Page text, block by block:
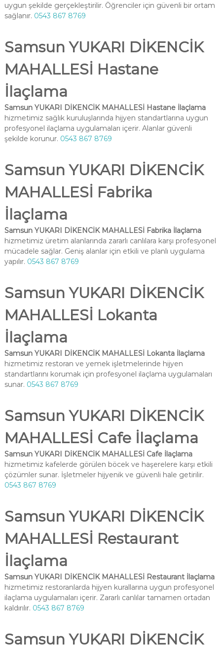
uygun şekilde gerçekleştirilir. Öğrenciler için güvenli bir ortam
sağlanır. 0543 867 8769
Samsun YUKARI DİKENCİK
MAHALLESİ Hastane
İlaçlama
Samsun YUKARI DİKENCİK MAHALLESİ Hastane İlaçlama
hizmetimiz sağlık kuruluşlarında hijyen standartlarına uygun
profesyonel ilaçlama uygulamaları içerir. Alanlar güvenli
şekilde korunur. 0543 867 8769
Samsun YUKARI DİKENCİK
MAHALLESİ Fabrika
İlaçlama
Samsun YUKARI DİKENCİK MAHALLESİ Fabrika İlaçlama
hizmetimiz üretim alanlarında zararlı canlılara karşı profesyonel
mücadele sağlar. Geniş alanlar için etkili ve planlı uygulama
yapılır. 0543 867 8769
Samsun YUKARI DİKENCİK
MAHALLESİ Lokanta
İlaçlama
Samsun YUKARI DİKENCİK MAHALLESİ Lokanta İlaçlama
hizmetimiz restoran ve yemek işletmelerinde hijyen
standartlarını korumak için profesyonel ilaçlama uygulamaları
sunar. 0543 867 8769
Samsun YUKARI DİKENCİK
MAHALLESİ Cafe İlaçlama
Samsun YUKARI DİKENCİK MAHALLESİ Cafe İlaçlama
hizmetimiz kafelerde görülen böcek ve haşerelere karşı etkili
çözümler sunar. İşletmeler hijyenik ve güvenli hale getirilir.
0543 867 8769
Samsun YUKARI DİKENCİK
MAHALLESİ Restaurant
İlaçlama
Samsun YUKARI DİKENCİK MAHALLESİ Restaurant İlaçlama
hizmetimiz restoranlarda hijyen kurallarına uygun profesyonel
ilaçlama uygulamaları içerir. Zararlı canlılar tamamen ortadan
kaldırılır. 0543 867 8769
Samsun YUKARI DİKENCİK